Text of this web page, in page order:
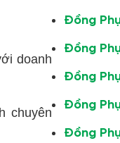
doanh
chuyên
Đồng
Đồng
Đồng
Đồng
Đồng